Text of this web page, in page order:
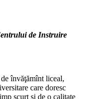
de Instruire
învăţămînt liceal,
care doresc
scurt şi de o calitate